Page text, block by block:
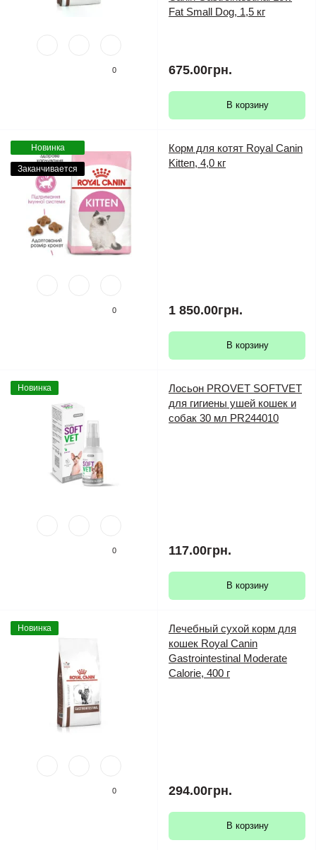
0
Fat Small Dog, 1,5 кг
675.00грн.
В корзину
Новинка
Заканчивается
0
Корм для котят Royal Canin
Kitten, 4,0 кг
1 850.00грн.
В корзину
Новинка
0
Лосьон PROVET SOFTVET
для гигиены ушей кошек и
собак 30 мл PR244010
117.00грн.
В корзину
Новинка
0
Лечебный сухой корм для
кошек Royal Canin
Gastrointestinal Moderate
Calorie, 400 г
294.00грн.
В корзину